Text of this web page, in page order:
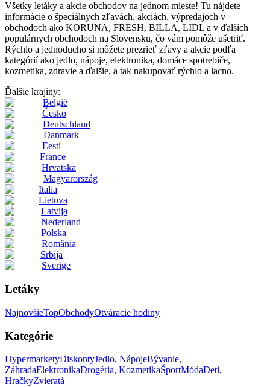
Všetky letáky a akcie obchodov na jednom mieste! Tu nájdete
informácie o špeciálnych zľavách, akciách, výpredajoch v
obchodoch ako KORUNA, FRESH, BILLA, LIDL a v ďalších
populárnych obchodoch na Slovensku, čo vám pomôže ušetriť.
Rýchlo a jednoducho si môžete prezrieť zľavy a akcie podľa
kategórií ako jedlo, nápoje, elektronika, domáce spotrebiče,
kozmetika, zdravie a ďalšie, a tak nakupovať rýchlo a lacno.
Ďalšie krajiny:
België
Česko
Deutschland
Danmark
Eesti
France
Hrvatska
Magyarország
Italia
Lietuva
Latvija
Nederland
Polska
România
Srbija
Sverige
Letáky
NajnovšieTopObchodyOtváracie hodiny
Kategórie
HypermarketyDiskontyJedlo, NápojeBývanie,
ZáhradaElektronikaDrogéria, KozmetikaŠportMódaDeti,
HračkyZvieratá